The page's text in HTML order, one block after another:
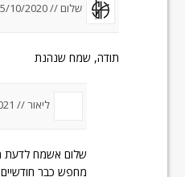
שלום //10/2020 um 9:00
תודה, שמח שנהנת
ליאור//
שלום אשמח לדעת
מחפש כבר